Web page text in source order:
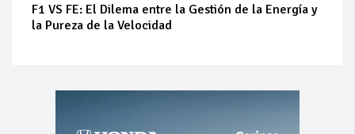
F1 VS FE: El Dilema entre la Gestión de la Energía y
la Pureza de la Velocidad